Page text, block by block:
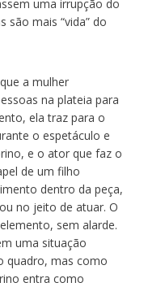
uma irrupção do
são mais “vida” do
a mulher
na plateia para
ela traz para o
o espetáculo e
e o ator que faz o
de um filho
dentro da peça,
no jeito de atuar. O
sem alarde.
uma situação
quadro, mas como
entra como